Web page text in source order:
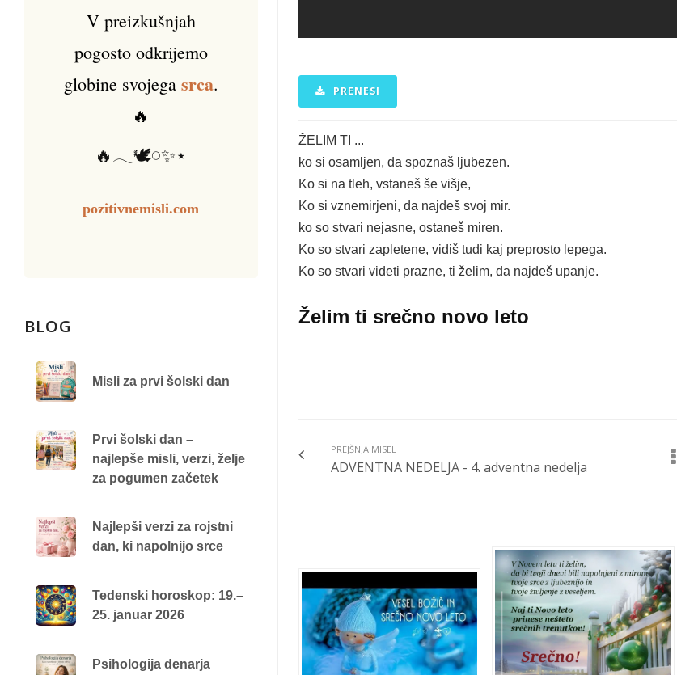
PRENESI
ŽELIM TI ...
ko si osamljen, da spoznaš ljubezen.
Ko si na tleh, vstaneš še višje,
Ko si vznemirjeni, da najdeš svoj mir.
ko so stvari nejasne, ostaneš miren.
Ko so stvari zapletene, vidiš tudi kaj preprosto lepega.
Ko so stvari videti prazne, ti želim, da najdeš upanje.
Želim ti srečno novo leto
PREJŠNJA MISEL
ADVENTNA NEDELJA - 4. adventna nedelja
V preizkušnjah
pogosto odkrijemo
globine svojega srca.
🔥
🔥𓂃🕊️𓏸✨⋆
pozitivnemisli.com
BLOG
Misli za prvi šolski dan
Prvi šolski dan –
najlepše misli, verzi, želje
za pogumen začetek
Najlepši verzi za rojstni
dan, ki napolnijo srce
Tedenski horoskop: 19.–
25. januar 2026
Psihologija denarja